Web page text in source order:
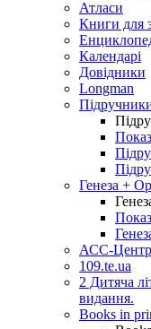
Атласи
Книги для
Календарі
Довідники
Longman
Генеза +
АСС-
109.te.ua
2 Дитяча
видання.
Books in